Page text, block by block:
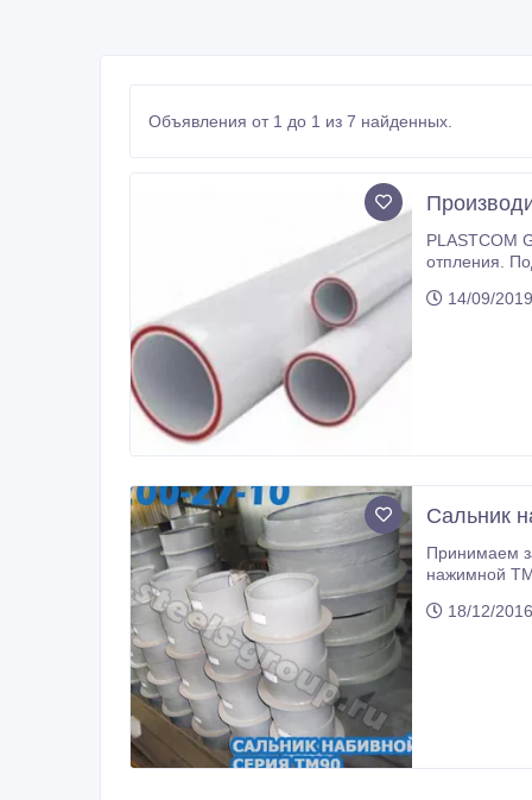
Объявления от 1 до 1 из 7 найденных.
PLASTCOM Group - производство ПВХ,
отпления.
14/09/2019
Сальник
Принимаем
нажимной ТМ 95.00.00-01, Сальник нажимной ТМ
18/12/2016